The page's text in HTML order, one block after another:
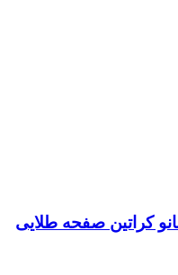
کراتین صفحه طلایی